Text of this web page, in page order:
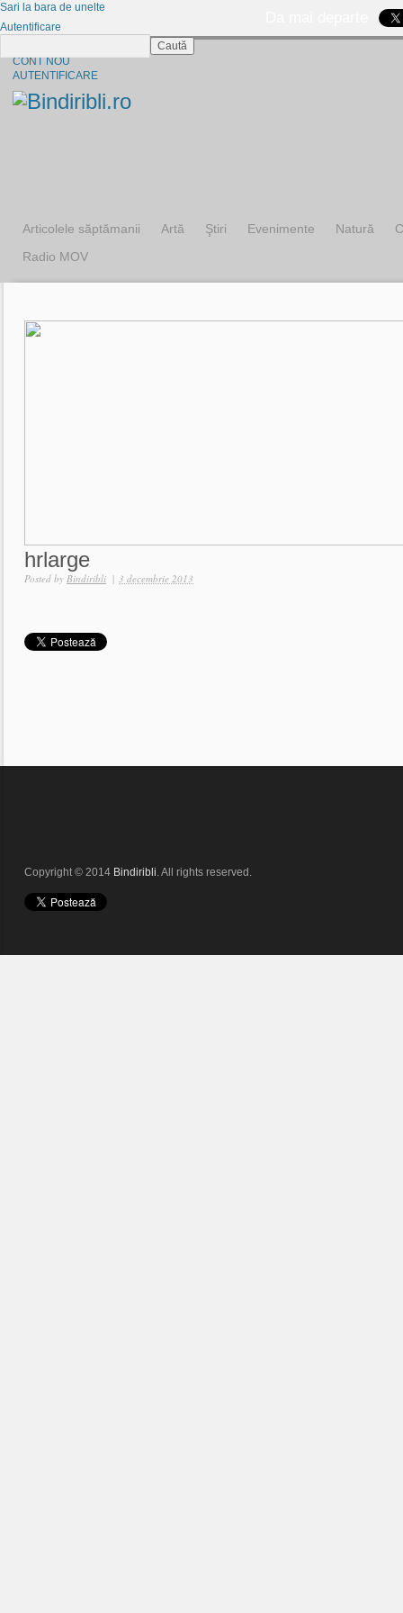
CONT NOU
AUTENTIFICARE
Articolele săptămanii Artă Ştiri Evenimente Natură
Radio MOV
hrlarge
Posted by Bindiribli | 3 decembrie 2013
Copyright © 2014 Bindiribli. All rights reserved.
Sari la bara de unelte
Autentificare
Caută